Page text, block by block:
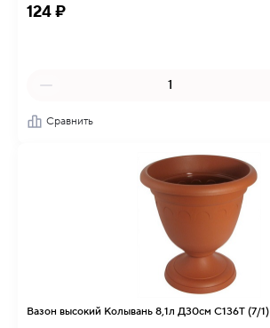
124 ₽
Сравнить
Вазон высокий Колывань 8,1л Д30см С136Т (7/1)